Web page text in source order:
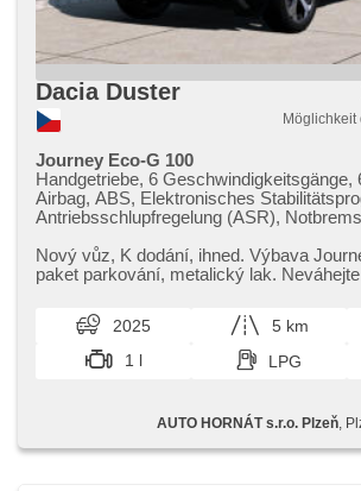
Dacia Duster
Möglichkeit
Journey Eco-G 100
Handgetriebe, 6 Geschwindigkeitsgänge,
Airbag, ABS, Elektronisches
Antriebsschlupfregelung (ASR),
limitu (SLIF), Uhr Spur, Blind Spot
jízdním pruhu, Überwachung der
svícení, automatické přepínání dálkových
erfüllt 'EURO VI', Bordcomputer,
Navigation, parkovací senzory přední,
zadní, Fahrkamera, bezklíčové
Beifahrerairbagdeaktivierung, hands free,
Apple CarPlay, bezdrátová nabíječka
Nový vůz,​ K dodání,​ ihned. Výbava
paket parkování,​ metalický lak.
2025 5 km
1 l
LPG
AUTO HORNÁT s.r.o. Plzeň,